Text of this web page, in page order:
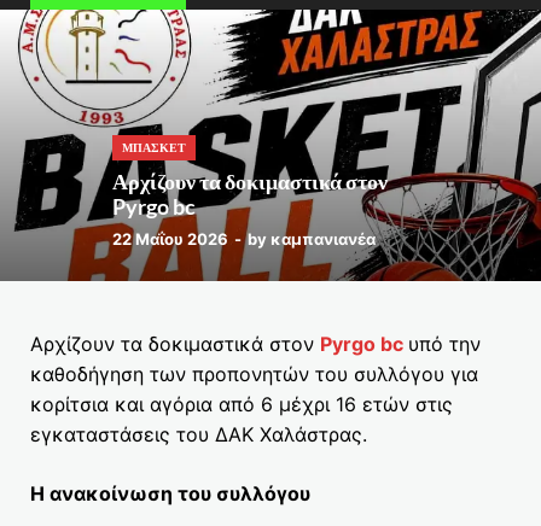
ΜΠΑΣΚΕΤ
Αρχίζουν τα δοκιμαστικά στον
Pyrgo bc
22 Μαΐου 2026 -by καμπανιανέα
Αρχίζουν τα δοκιμαστικά στον Pyrgo bc υπό την
καθοδήγηση των προπονητών του συλλόγου για
κορίτσια και αγόρια από 6 μέχρι 16 ετών στις
εγκαταστάσεις του ΔΑΚ Χαλάστρας.
Η ανακοίνωση του συλλόγου